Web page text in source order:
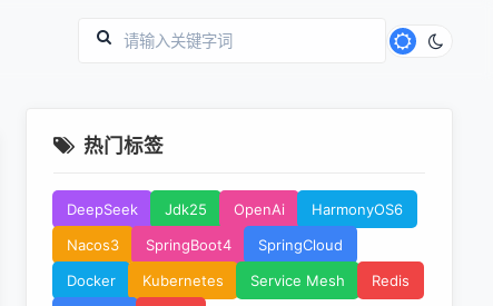
热门标签
DeepSeek Jdk25 OpenAi
HarmonyOS6
Nacos3
SpringBoot4
SpringCloud
Docker
Kubernetes Service Mesh
Redis